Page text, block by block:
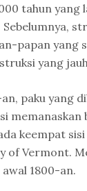
tahun yang
papan yang
yang
paku yang
memanaskan
keempat
of Vermont.
1800-an.